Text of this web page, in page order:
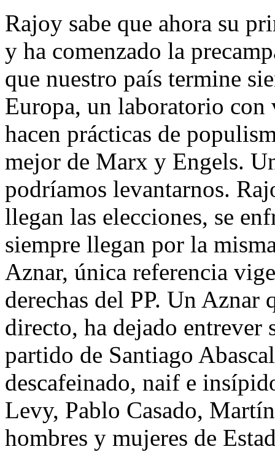
Rajoy sabe que ahora su
y ha comenzado la
que nuestro país termine
Europa, un laboratorio
hacen prácticas de
mejor de Marx y Engels.
podríamos levantarnos.
llegan las elecciones, se
siempre llegan por la
Aznar, única referencia
derechas del PP. Un Aznar
directo, ha dejado entrever
partido de Santiago
descafeinado, naif e
Levy, Pablo Casado,
hombres y mujeres de